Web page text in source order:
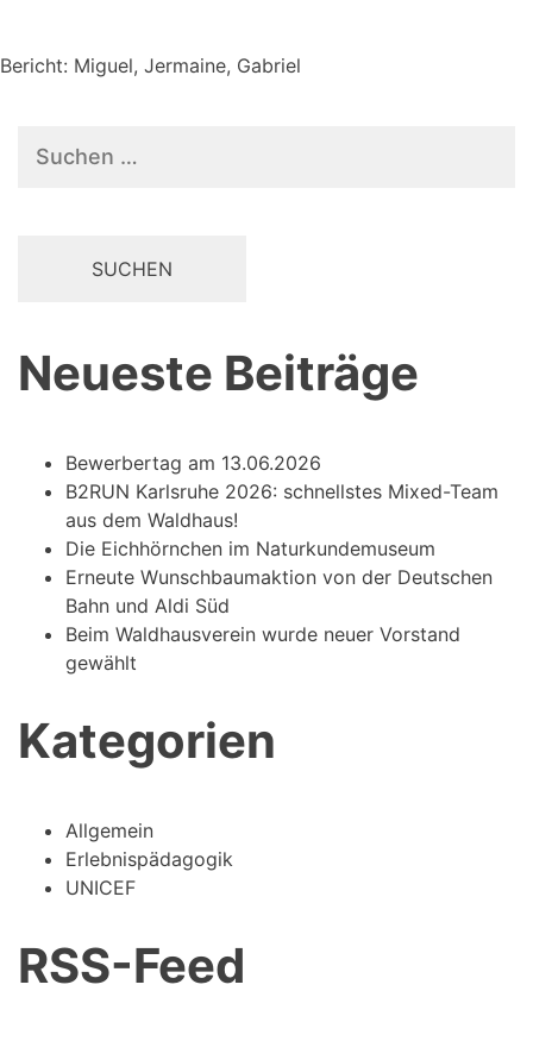
Bericht: Miguel, Jermaine, Gabriel
nach:
Neueste Beiträge
Bewerbertag am 13.06.2026
B2RUN Karlsruhe 2026: schnellstes Mixed-Team
aus dem Waldhaus!
Die Eichhörnchen im Naturkundemuseum
Erneute Wunschbaumaktion von der Deutschen
Bahn und Aldi Süd
Beim Waldhausverein wurde neuer Vorstand
gewählt
Kategorien
Allgemein
Erlebnispädagogik
UNICEF
RSS-Feed